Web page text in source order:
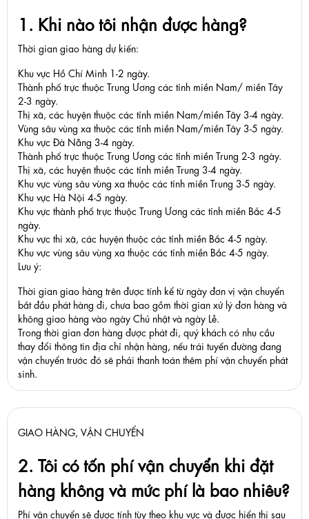
1. Khi nào tôi nhận được hàng?
Thời gian giao hàng dự kiến:
Khu vực Hồ Chí Minh 1-2 ngày.
Thành phố trực thuộc Trung Ương các tỉnh miền Nam/ miền Tây
2-3 ngày.
Thị xã, các huyện thuộc các tỉnh miền Nam/miền Tây 3-4 ngày.
Vùng sâu vùng xa thuộc các tỉnh miền Nam/miền Tây 3-5 ngày.
Khu vực Đà Nẵng 3-4 ngày.
Thành phố trực thuộc Trung Ương các tỉnh miền Trung 2-3 ngày.
Thị xã, các huyện thuộc các tỉnh miền Trung 3-4 ngày.
Khu vực vùng sâu vùng xa thuộc các tỉnh miền Trung 3-5 ngày.
Khu vực Hà Nội 4-5 ngày.
Khu vực thành phố trực thuộc Trung Ương các tỉnh miền Bắc 4-5
ngày.
Khu vực thi xã, các huyện thuộc các tỉnh miền Bắc 4-5 ngày.
Khu vực vùng sâu vùng xa thuộc các tỉnh miền Bắc 4-5 ngày.
Lưu ý:
Thời gian giao hàng trên được tính kể từ ngày đơn vị vận chuyển
bắt đầu phát hàng đi, chưa bao gồm thời gian xử lý đơn hàng và
không giao hàng vào ngày Chủ nhật và ngày Lễ.
Trong thời gian đơn hàng được phát đi, quý khách có nhu cầu
thay đổi thông tin địa chỉ nhận hàng, nếu trái tuyến đường đang
vận chuyển trước đó sẽ phải thanh toán thêm phí vận chuyển phát
sinh.
GIAO HÀNG, VẬN CHUYỂN
2. Tôi có tốn phí vận chuyển khi đặt
hàng không và mức phí là bao nhiêu?
Phí vận chuyển sẽ được tính tùy theo khu vực và được hiển thị sau